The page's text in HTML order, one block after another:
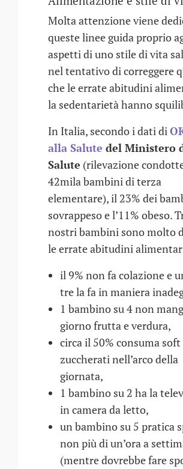
Molta attenzione viene
queste linee guida proprio
aspetti di uno stile di vita
nel tentativo di correggere
che le errate abitudini
la sedentarietà hanno
In Italia, secondo i dati di
alla Salute del Ministero
Salute (rilevazione
42mila bambini di terza
elementare), il 23% dei
sovrappeso e l’11% obeso.
nostri bambini sono molto
le errate abitudini
il 9% non fa colazione e
tre la fa in maniera
1 bambino su 4 non
giorno frutta e verdura,
circa il 50% consuma
zuccherati nell’arco della
giornata,
1 bambino su 2 ha la
in camera da letto,
un bambino su 5 pratica
non più di un’ora a
(mentre dovrebbe fare